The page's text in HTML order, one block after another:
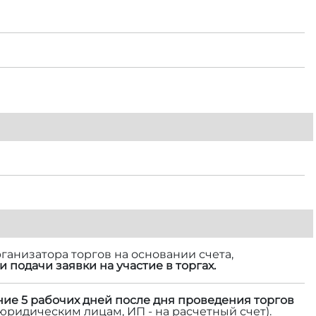
торгов на основании счета,
подачи заявки на участие в торгах.
5 рабочих дней после дня проведения торгов
лицам, ИП - на расчетный счет).